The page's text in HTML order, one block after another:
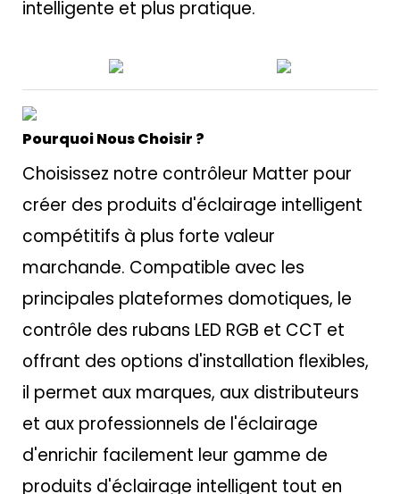
intelligente et plus pratique.
Pourquoi Nous Choisir ?
Choisissez notre contrôleur Matter pour
créer des produits d'éclairage intelligent
compétitifs à plus forte valeur
marchande. Compatible avec les
principales plateformes domotiques, le
contrôle des rubans LED RGB et CCT et
offrant des options d'installation flexibles,
il permet aux marques, aux distributeurs
et aux professionnels de l'éclairage
d'enrichir facilement leur gamme de
produits d'éclairage intelligent tout en